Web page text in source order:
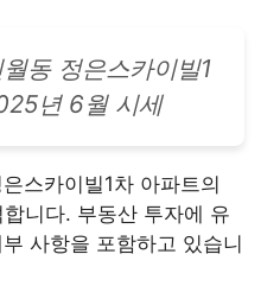
동 정은스카이빌1
년 6월 시세
스카이빌1차 아파트의
니다. 부동산 투자에 유
사항을 포함하고 있습니